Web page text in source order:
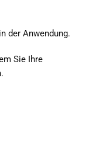
der Anwendung.
Sie Ihre